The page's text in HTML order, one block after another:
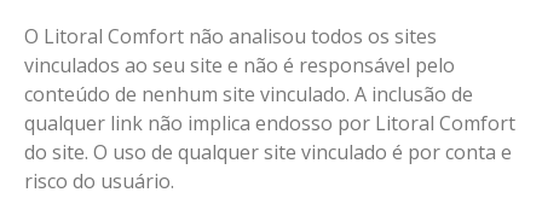
O Litoral Comfort não analisou todos os sites
vinculados ao seu site e não é responsável pelo
conteúdo de nenhum site vinculado. A inclusão de
qualquer link não implica endosso por Litoral Comfort
do site. O uso de qualquer site vinculado é por conta e
risco do usuário.